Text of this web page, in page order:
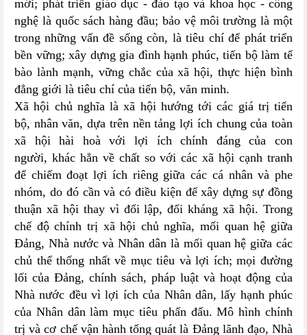
mới; phát triển giáo dục - đào tạo và khoa học - công
nghệ là quốc sách hàng đầu; bảo vệ môi trường là một
trong những vấn đề sống còn, là tiêu chí để phát triển
bền vững; xây dựng gia đình hạnh phúc, tiến bộ làm tế
bào lành mạnh, vững chắc của xã hội, thực hiện bình
đẳng giới là tiêu chí của tiến bộ, văn minh.
Xã hội chủ nghĩa là xã hội hướng tới các giá trị tiến
bộ, nhân văn, dựa trên nền tảng lợi ích chung của toàn
xã hội hài hoà với lợi ích chính đáng của con
người, khác hẳn về chất so với các xã hội cạnh tranh
để chiếm đoạt lợi ích riêng giữa các cá nhân và phe
nhóm, do đó cần và có điều kiện để xây dựng sự đồng
thuận xã hội thay vì đối lập, đối kháng xã hội. Trong
chế độ chính trị xã hội chủ nghĩa, mối quan hệ giữa
Đảng, Nhà nước và Nhân dân là mối quan hệ giữa các
chủ thể thống nhất về mục tiêu và lợi ích; mọi đường
lối của Đảng, chính sách, pháp luật và hoạt động của
Nhà nước đều vì lợi ích của Nhân dân, lấy hạnh phúc
của Nhân dân làm mục tiêu phấn đấu. Mô hình chính
trị và cơ chế vận hành tổng quát là Đảng lãnh đạo, Nhà